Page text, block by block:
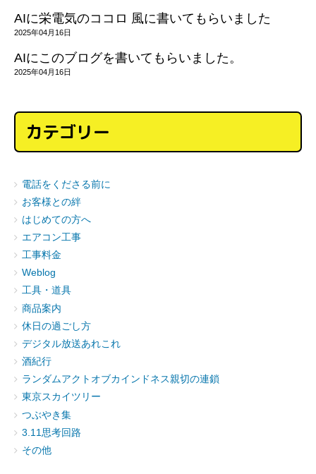
AIに栄電気のココロ 風に書いてもらいました
2025年04月16日
AIにこのブログを書いてもらいました。
2025年04月16日
カテゴリー
電話をくださる前に
お客様との絆
はじめての方へ
エアコン工事
工事料金
Weblog
工具・道具
商品案内
休日の過ごし方
デジタル放送あれこれ
酒紀行
ランダムアクトオブカインドネス親切の連鎖
東京スカイツリー
つぶやき集
3.11思考回路
その他